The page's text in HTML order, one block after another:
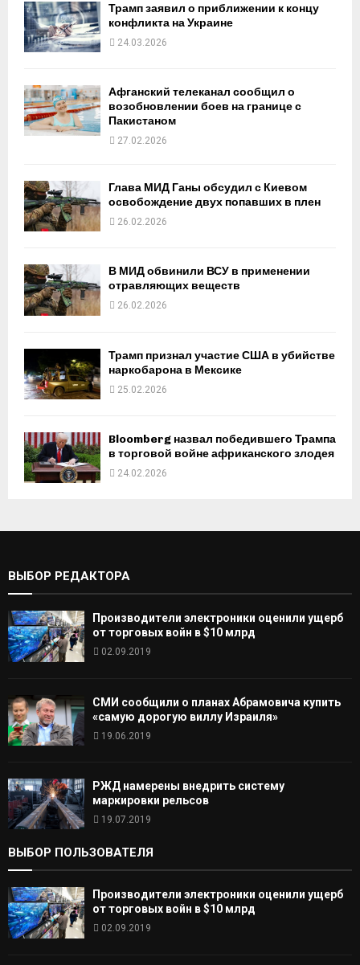
Трамп заявил о приближении к концу
конфликта на Украине
24.03.2026
Афганский телеканал сообщил о
возобновлении боев на границе с
Пакистаном
27.02.2026
Глава МИД Ганы обсудил с Киевом
освобождение двух попавших в плен
26.02.2026
В МИД обвинили ВСУ в применении
отравляющих веществ
26.02.2026
Трамп признал участие США в убийстве
наркобарона в Мексике
25.02.2026
Bloomberg назвал победившего Трампа
в торговой войне африканского злодея
24.02.2026
ВЫБОР РЕДАКТОРА
Производители электроники оценили ущерб
от торговых войн в $10 млрд
02.09.2019
СМИ сообщили о планах Абрамовича купить
«самую дорогую виллу Израиля»
19.06.2019
РЖД намерены внедрить систему
маркировки рельсов
19.07.2019
ВЫБОР ПОЛЬЗОВАТЕЛЯ
Производители электроники оценили ущерб
от торговых войн в $10 млрд
02.09.2019